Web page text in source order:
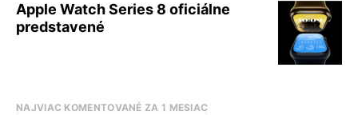
Apple Watch Series 8 oficiálne
predstavené
NAJVIAC KOMENTOVANÉ ZA 1 MESIAC